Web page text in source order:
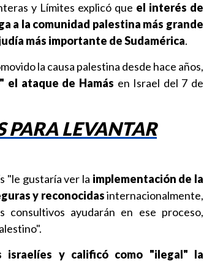
y Límites explicó que el interés de
a la comunidad palestina más grande
más importante de Sudamérica.
la causa palestina desde hace años,
el ataque de Hamás en Israel del 7 de
PARA LEVANTAR
"le gustaría ver la implementación de la
y reconocidasinternacionalmente,
ayudarán en ese proceso,
israelíes y calificó como "ilegal" la